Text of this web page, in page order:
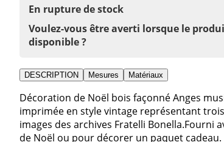
En rupture de stock
Voulez-vous être averti lorsque le
disponible ?
DESCRIPTION Mesures Matériaux
Décoration de Noël bois façonné Anges
imprimée en style vintage représentant
images des archives Fratelli
de Noël ou pour décorer un paquet cadeau.